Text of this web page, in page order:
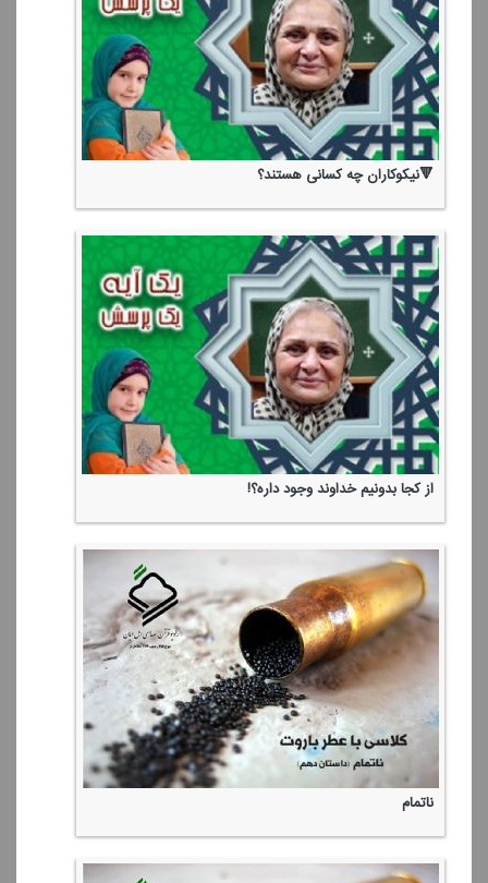
🔻نیكوكاران چه كسانی هستند؟
از كجا بدونیم خداوند وجود داره؟!
ناتمام